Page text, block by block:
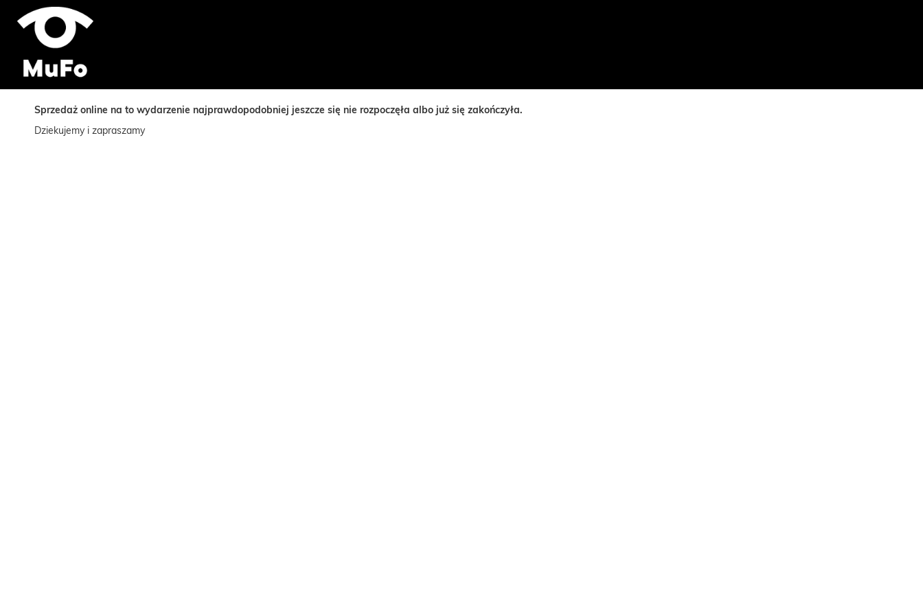
Sprzedaż online na to wydarzenie najprawdopodobniej jeszcze się nie rozpoczęła albo już się zakończyła.
Dziekujemy i zapraszamy